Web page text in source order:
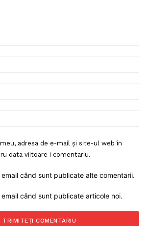
adresa de e-mail și site-ul web în
data viitoare i comentariu.
când sunt publicate alte comentarii.
când sunt publicate articole noi.